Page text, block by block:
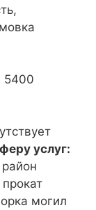
5400
услуг:
прокат
могил